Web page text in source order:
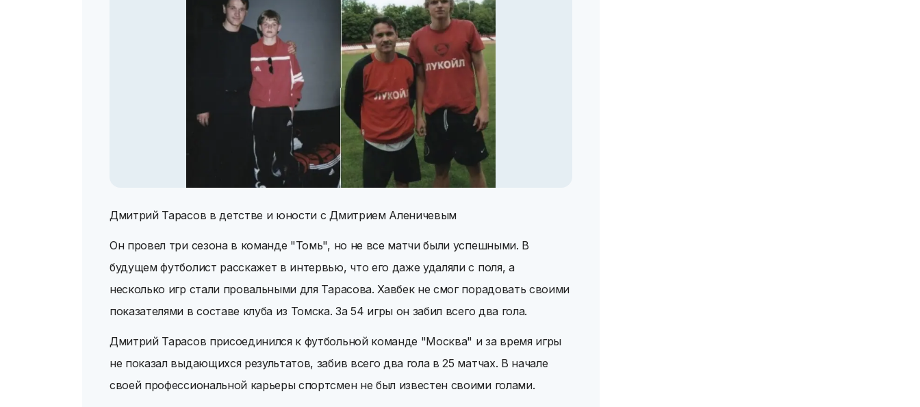
Дмитрий Тарасов в детстве и юности c Дмитрием Аленичевым
Он провел три сезона в команде "Томь", но не все матчи были успешными. В
будущем футболист расскажет в интервью, что его даже удаляли с поля, а
несколько игр стали провальными для Тарасова. Хавбек не смог порадовать своими
показателями в составе клуба из Томска. За 54 игры он забил всего два гола.
Дмитрий Тарасов присоединился к футбольной команде "Москва" и за время игры
не показал выдающихся результатов, забив всего два гола в 25 матчах. В начале
своей профессиональной карьеры спортсмен не был известен своими голами.